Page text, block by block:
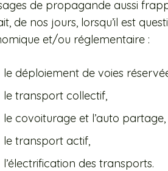
de propagande aussi
de nos jours, lorsqu’il est
et/ou réglementaire :
le déploiement de voies
le transport collectif,
le covoiturage et l’auto partage,
le transport actif,
l’électrification des transports.